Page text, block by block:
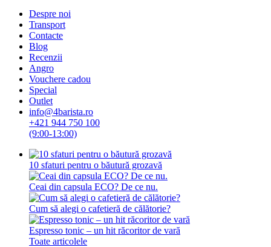
Despre noi
Transport
Contacte
Blog
Recenzii
Angro
Vouchere cadou
Special
Outlet
info@4barista.ro
+421 944 750 100
(9:00-13:00)
10 sfaturi pentru o băutură grozavă
Ceai din capsula ECO? De ce nu.
Cum să alegi o cafetieră de călătorie?
Espresso tonic – un hit răcoritor de vară
Toate articolele